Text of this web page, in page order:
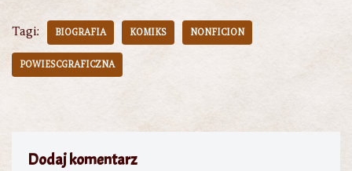
Tagi: BIOGRAFIA KOMIKS NONFICION
POWIESCGRAFICZNA
Dodaj komentarz